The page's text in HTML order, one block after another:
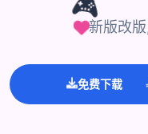
🎮新版改
免费下载